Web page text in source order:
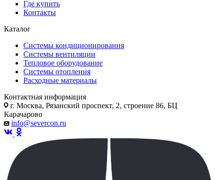
Где купить
Контакты
Каталог
Системы кондиционирования
Системы вентиляции
Тепловое оборудование
Системы отопления
Расходные материалы
Контактная информация
г. Москва, Рязанский проспект, 2, строение 86, БЦ
Карачарово
info@severcon.ru